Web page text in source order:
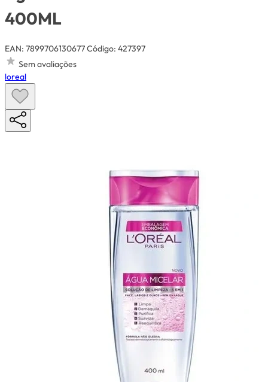
400ML
EAN: 7899706130677Código: 427397
Sem avaliações
loreal